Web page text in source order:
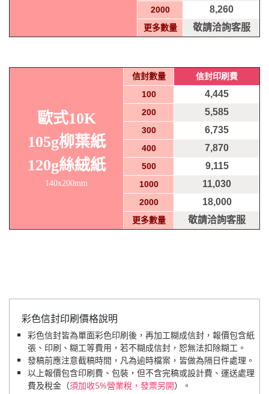
2000 8,260
更多數量 敬請洽詢客服
歐式10K
105g柳葉紙
120g絲絨紙
140x200mm
信封數量
信封印刷費
100
4,445
200 5,585
300 6,735
400 7,870
500 9,115
1000 11,030
2000 18,000
更多數量 敬請洽詢客服
彩色信封印刷價格說明
彩色信封皆為單面彩色印刷後，再加工糊成信封，報價包含紙
張、印刷、糊工等費用，若不糊成信封，恕無法扣除糊工。
發稿前應注意截稿時間，凡為逾時檔案，皆做為隔日件處理。
以上報價包含印刷費、包裝，但不含完稿或設計費、運送處理
費及稅金（須加收5%營業稅，發票另開）。